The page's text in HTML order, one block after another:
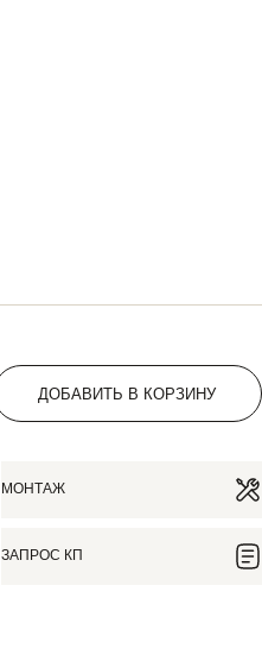
ДОБАВИТЬ В КОРЗИНУ
МОНТАЖ
ЗАПРОС КП